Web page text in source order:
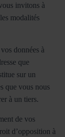
invitons à
modalités
données à
que
sur un
que vous nous
à un tiers.
de vos
d’opposition à